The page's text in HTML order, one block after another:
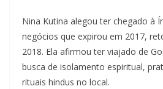
Nina Kutina alegou ter chegado à
negócios que expirou em 2017,
2018. Ela afirmou ter viajado de
busca de isolamento espiritual,
rituais hindus no local.